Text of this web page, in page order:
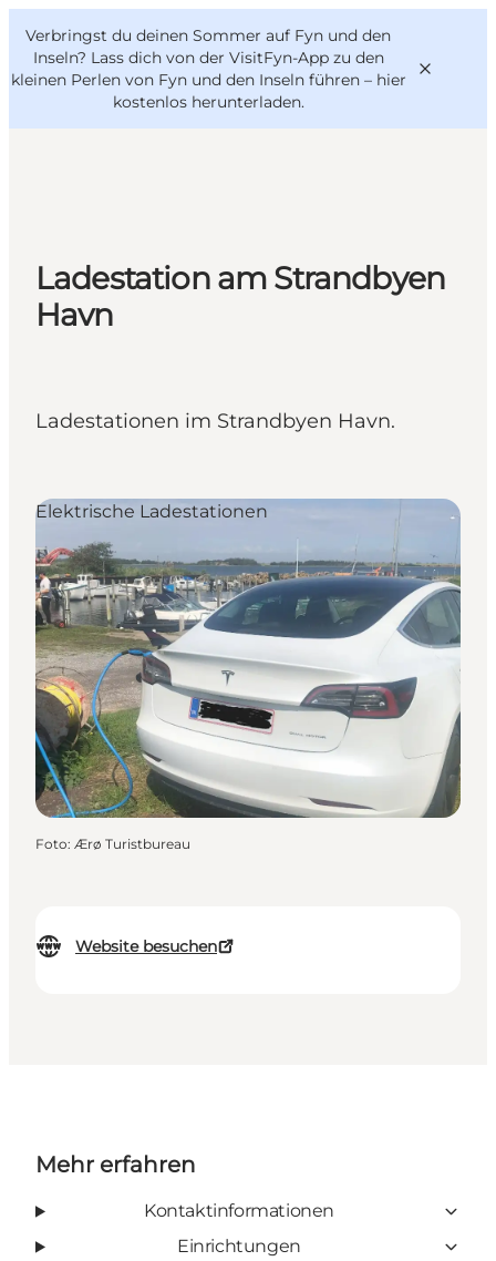
Verbringst du deinen Sommer auf Fyn und den
Inseln? Lass dich von der VisitFyn-App zu den
kleinen Perlen von Fyn und den Inseln führen – hier
kostenlos herunterladen.
Outdoor & bike
Essen & trinken
Übernachtung
VisitFyn
Deutsch
Ladestation am Strandbyen
Havn
Ladestationen im Strandbyen Havn.
Website besuchen
Elektrische Ladestationen
Foto: Ærø Turistbureau
Mehr erfahren
Kontaktinformationen
Einrichtungen